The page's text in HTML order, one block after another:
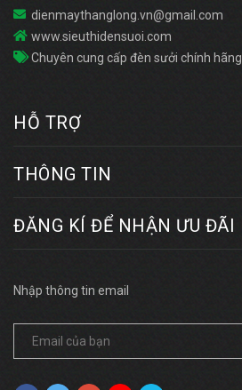
dienmaythanglong.vn@gmail.com
www.sieuthidensuoi.com
Chuyên cung cấp đèn sưởi chính hãng
HỖ TRỢ
THÔNG TIN
ĐĂNG KÍ ĐỂ NHẬN ƯU ĐÃI
Nhập thông tin email